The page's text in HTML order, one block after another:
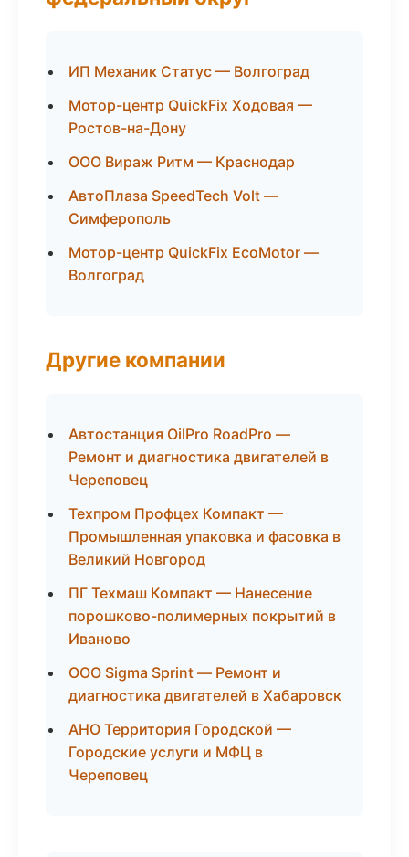
ИП Механик Статус — Волгоград
Мотор-центр QuickFix Ходовая —
Ростов-на-Дону
ООО Вираж Ритм — Краснодар
АвтоПлаза SpeedTech Volt —
Симферополь
Мотор-центр QuickFix EcoMotor —
Волгоград
Другие компании
Автостанция OilPro RoadPro —
Ремонт и диагностика двигателей в
Череповец
Техпром Профцех Компакт —
Промышленная упаковка и фасовка в
Великий Новгород
ПГ Техмаш Компакт — Нанесение
порошково-полимерных покрытий в
Иваново
ООО Sigma Sprint — Ремонт и
диагностика двигателей в Хабаровск
АНО Территория Городской —
Городские услуги и МФЦ в
Череповец